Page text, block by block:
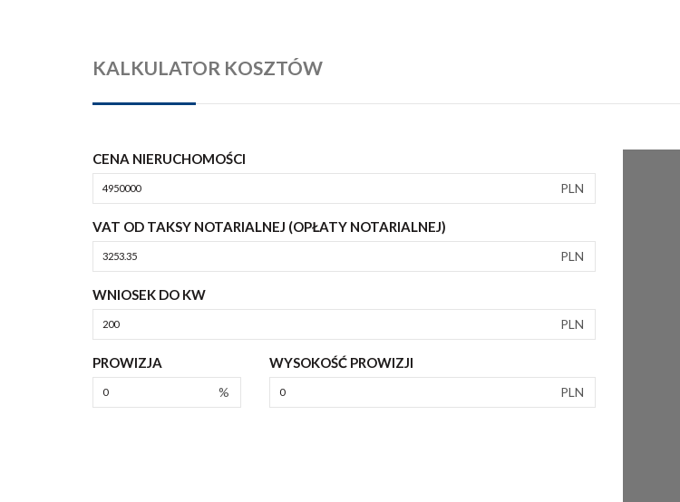
KALKULATOR KOSZTÓW
CENA NIERUCHOMOŚCI
PLN
VAT OD TAKSY NOTARIALNEJ (OPŁATY NOTARIALNEJ)
PLN
WNIOSEK DO KW
PLN
PROWIZJA
%
WYSOKOŚĆ PROWIZJI
PLN